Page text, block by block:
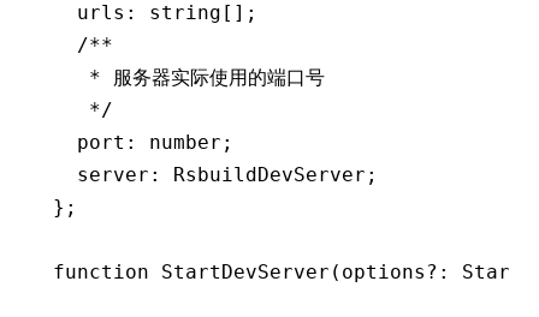
  urls
: string [];
  /**
   * 服务器实际使用的端口号
   */
  port
: number ;
  server
: RsbuildDevServer ;
};
function StartDevServer (options ?: